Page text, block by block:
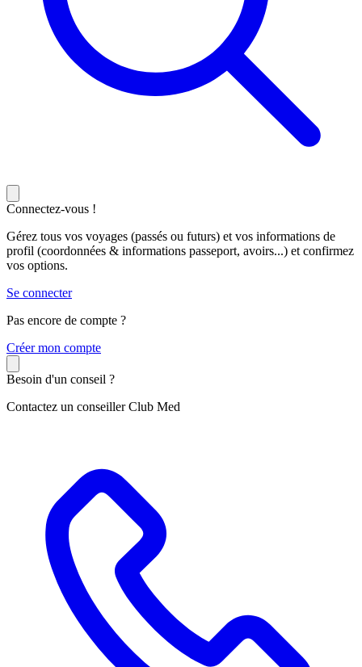
Connectez-vous !
Gérez tous vos voyages (passés ou futurs) et vos informations de
profil (coordonnées & informations passeport, avoirs...) et confirmez
vos options.
Se connecter
Pas encore de compte ?
Créer mon compte
Besoin d'un conseil ?
Contactez un conseiller Club Med